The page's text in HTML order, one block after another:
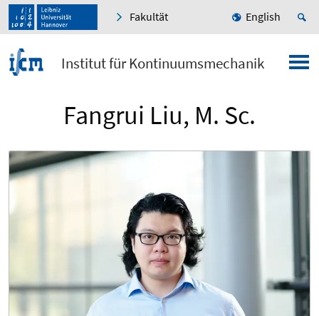
Fakultät English
Institut für Kontinuumsmechanik
Fangrui Liu, M. Sc.